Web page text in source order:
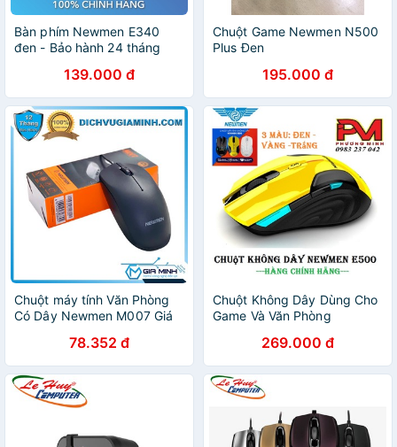
Bàn phím Newmen E340
đen - Bảo hành 24 tháng
139.000 đ
Chuột Game Newmen N500
Plus Đen
195.000 đ
Chuột máy tính Văn Phòng
Có Dây Newmen M007 Giá
78.352 đ
Chuột Không Dây Dùng Cho
Game Và Văn Phòng
(Đen-vàng-trắng)
269.000 đ